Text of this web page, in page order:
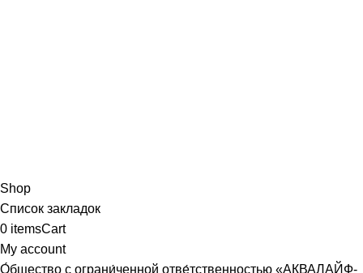
Shop
Список закладок
0 itemsCart
My account
О́бщество с ограни́ченной отве́тственностью «АКВАЛАЙФ-